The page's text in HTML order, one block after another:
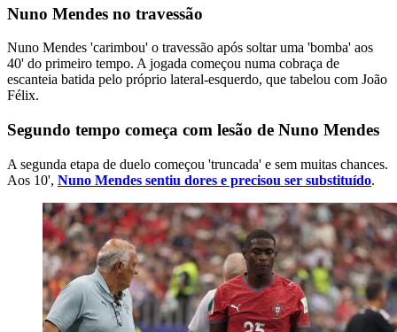
Nuno Mendes no travessão
Nuno Mendes 'carimbou' o travessão após soltar uma 'bomba' aos
40' do primeiro tempo. A jogada começou numa cobraça de
escanteia batida pelo próprio lateral-esquerdo, que tabelou com João
Félix.
Segundo tempo começa com lesão de Nuno Mendes
A segunda etapa de duelo começou 'truncada' e sem muitas chances.
Aos 10', Nuno Mendes sentiu dores e precisou ser substituído.